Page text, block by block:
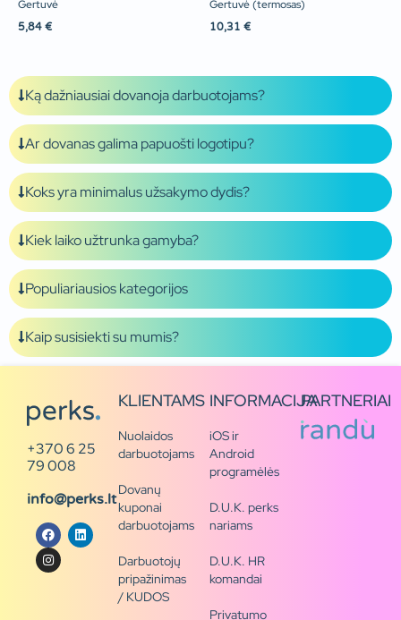
Gertuvė
5,84 €
Gertuvė (termosas)
10,31 €
Ką dažniausiai dovanoja darbuotojams?
Ar dovanas galima papuošti logotipu?
Koks yra minimalus užsakymo dydis?
Kiek laiko užtrunka gamyba?
Populiariausios kategorijos
Kaip susisiekti su mumis?
+370 6 25
79 008
info@perks.lt
KLIENTAMS
Nuolaidos
darbuotojams
Dovanų
kuponai
darbuotojams
Darbuotojų
pripažinimas
/ KUDOS
INFORMACIJA
iOS ir
Android
programėlės
D.U.K. perks
nariams
D.U.K. HR
komandai
Privatumo
PARTNERIAI